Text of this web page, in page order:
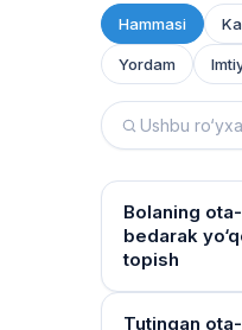
Hammasi
Yordam
Bolaning
bedarak
topish
Hujjatlarni
Tutingan